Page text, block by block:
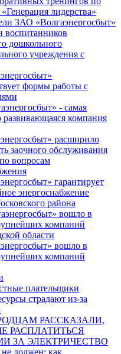
лидерства»
ЗАО «Волгаэнергосбыт»
воспитанников
дошкольного
учреждения с
формы работы с
- самая
компания
расширило
заочного обслуживания
вопросам
гарантирует
энергоснабжение
района
вошло в
компаний
области
вошло в
компаний
плательщики
страдают из-за
РАССКАЗАЛИ,
РАСПЛАТИТЬСЯ
ЗА ЭЛЕКТРИЧЕСТВО